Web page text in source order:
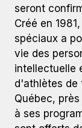
seront
Créé en
spéciaux a
vie des
intellectuelle
d'athlètes de
Québec,
à ses